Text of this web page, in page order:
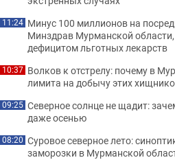
11:24 Минус 100 миллионов на
Минздрав Мурманской
дефицитом льготных лекарств
10:37 Волков к отстрелу: почему в
лимита на добычу этих
09:25 Северное солнце не щадит:
даже осенью
08:20 Суровое северное лето:
заморозки в Мурманской